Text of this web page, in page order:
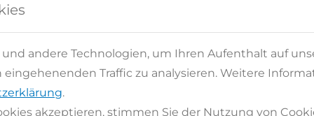
andere Technologien, um Ihren Aufenthalt auf
Traffic zu analysieren. Weitere
.
akzeptieren, stimmen Sie der Nutzung von